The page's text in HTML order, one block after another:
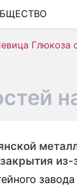
Глюкоза